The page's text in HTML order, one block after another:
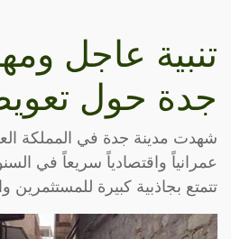
تنبية عاجل
جدة حول
شهدت مدينة جدة في المملكة
عمرانياً واقتصادياً سريعاً في
تتمتع بجاذبية كبيرة